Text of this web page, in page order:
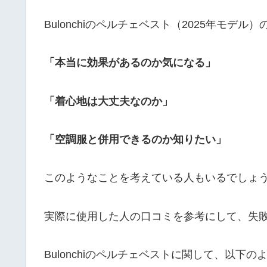
Bulonchiのペルチェベスト（2025年モデル）
「本当に効果があるのか気になる」
「着心地は大丈夫なのか」
「空調服と併用できるのか知りたい」
このようなことを考えている人もいるでしょ
実際に使用した人の口コミを参考にして、失
Bulonchiのペルチェベストに関して、以下の